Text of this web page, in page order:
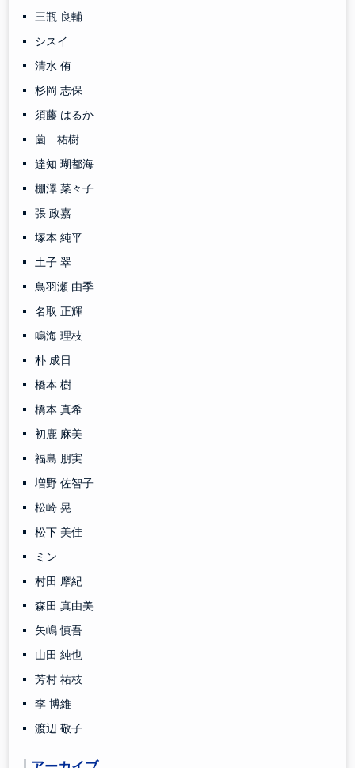
三瓶 良輔
シスイ
清水 侑
杉岡 志保
須藤 はるか
薗 祐樹
達知 瑚都海
棚澤 菜々子
張 政嘉
塚本 純平
土子 翠
鳥羽瀬 由季
名取 正輝
鳴海 理枝
朴 成日
橋本 樹
橋本 真希
初鹿 麻美
福島 朋実
増野 佐智子
松崎 晃
松下 美佳
ミン
村田 摩紀
森田 真由美
矢嶋 慎吾
山田 純也
芳村 祐枝
李 博維
渡辺 敬子